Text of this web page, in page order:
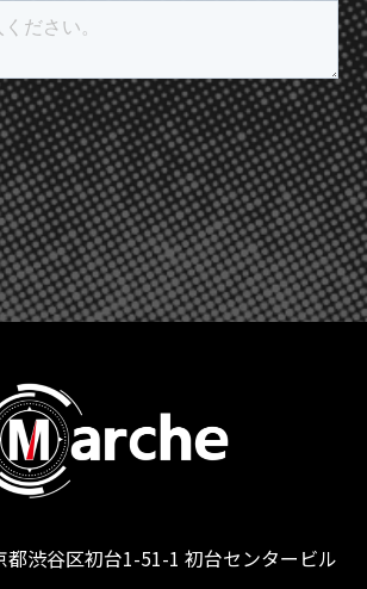
都渋谷区初台1-51-1 初台センタービル